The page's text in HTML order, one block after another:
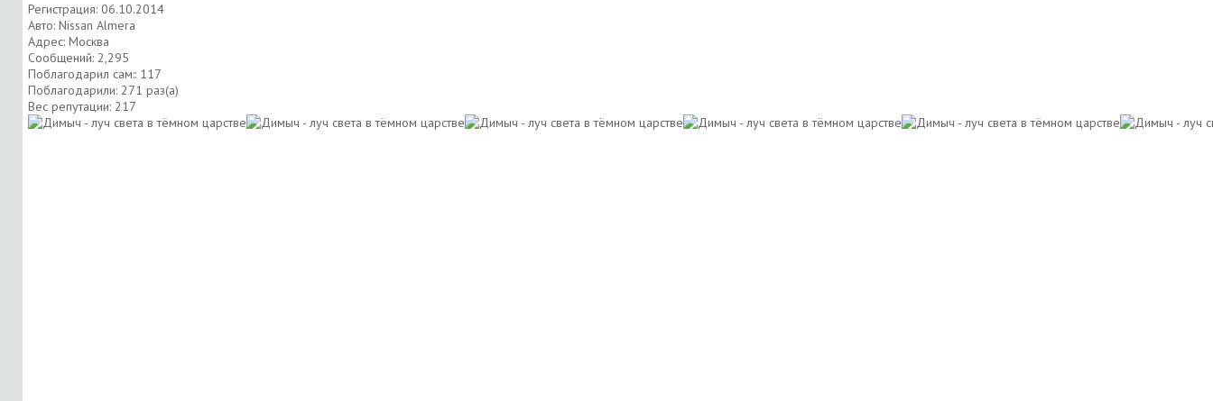
Регистрация: 06.10.2014
Авто: Nissan Almera
Адрес: Москва
Сообщений: 2,295
Поблагодарил сам:: 117
Поблагодарили: 271 раз(а)
Вес репутации: 217